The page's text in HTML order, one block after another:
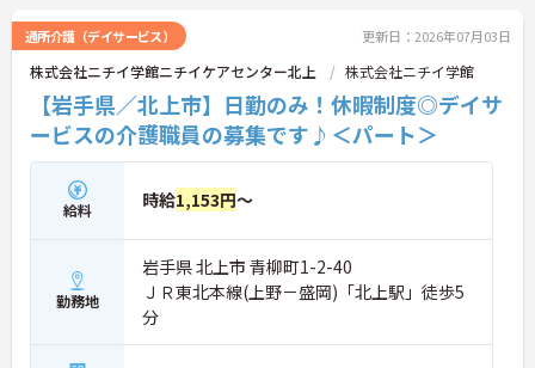
通所介護（デイサービス） 更新日：2026年07月03日
株式会社ニチイ学館ニチイケアセンター北上 株式会社ニチイ学館
【岩手県／北上市】日勤のみ！休暇制度◎デイサ
ービスの介護職員の募集です♪＜パート＞
給料 時給1,153円～
勤務地
岩手県 北上市 青柳町1-2-40
ＪＲ東北本線(上野－盛岡)「北上駅」徒歩5
分